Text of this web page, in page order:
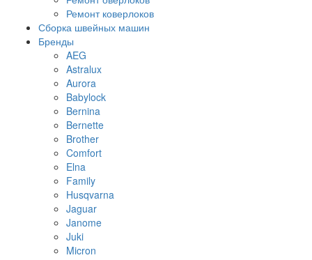
Ремонт коверлоков
Сборка швейных машин
Бренды
AEG
Astralux
Aurora
Babylock
Bernina
Bernette
Brother
Comfort
Elna
Family
Husqvarna
Jaguar
Janome
Juki
Micron